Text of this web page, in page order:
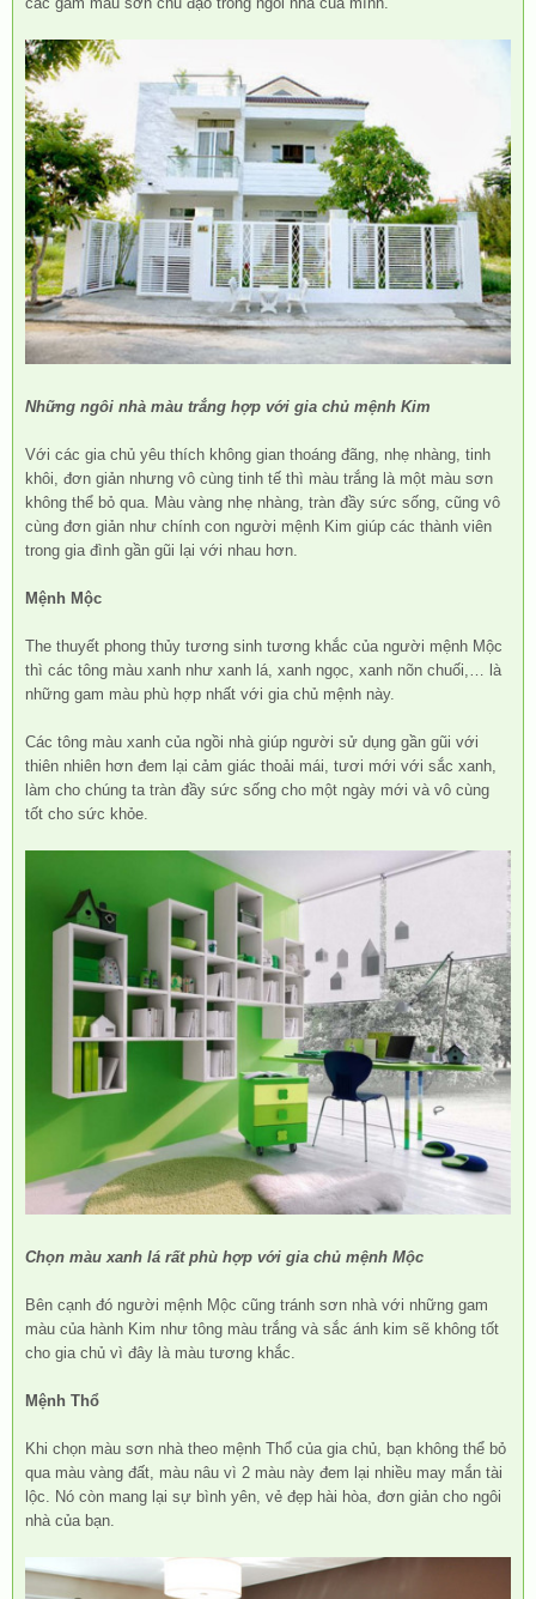
Những ngôi nhà màu trắng hợp với gia chủ mệnh Kim
Với các gia chủ yêu thích không gian thoáng đãng, nhẹ nhàng, tinh
khôi, đơn giản nhưng vô cùng tinh tế thì màu trắng là một màu sơn
không thể bỏ qua. Màu vàng nhẹ nhàng, tràn đầy sức sống, cũng vô
cùng đơn giản như chính con người mệnh Kim giúp các thành viên
trong gia đình gần gũi lại với nhau hơn.
Mệnh Mộc
The thuyết phong thủy tương sinh tương khắc của người mệnh Mộc
thì các tông màu xanh như xanh lá, xanh ngọc, xanh nõn chuối,… là
những gam màu phù hợp nhất với gia chủ mệnh này.
Các tông màu xanh của ngồi nhà giúp người sử dụng gần gũi với
thiên nhiên hơn đem lại cảm giác thoải mái, tươi mới với sắc xanh,
làm cho chúng ta tràn đầy sức sống cho một ngày mới và vô cùng
tốt cho sức khỏe.
Chọn màu xanh lá rất phù hợp với gia chủ mệnh Mộc
Bên cạnh đó người mệnh Mộc cũng tránh sơn nhà với những gam
màu của hành Kim như tông màu trắng và sắc ánh kim sẽ không tốt
cho gia chủ vì đây là màu tương khắc.
Mệnh Thổ
Khi chọn màu sơn nhà theo mệnh Thổ của gia chủ, bạn không thể bỏ
qua màu vàng đất, màu nâu vì 2 màu này đem lại nhiều may mắn tài
lộc. Nó còn mang lại sự bình yên, vẻ đẹp hài hòa, đơn giản cho ngôi
nhà của bạn.